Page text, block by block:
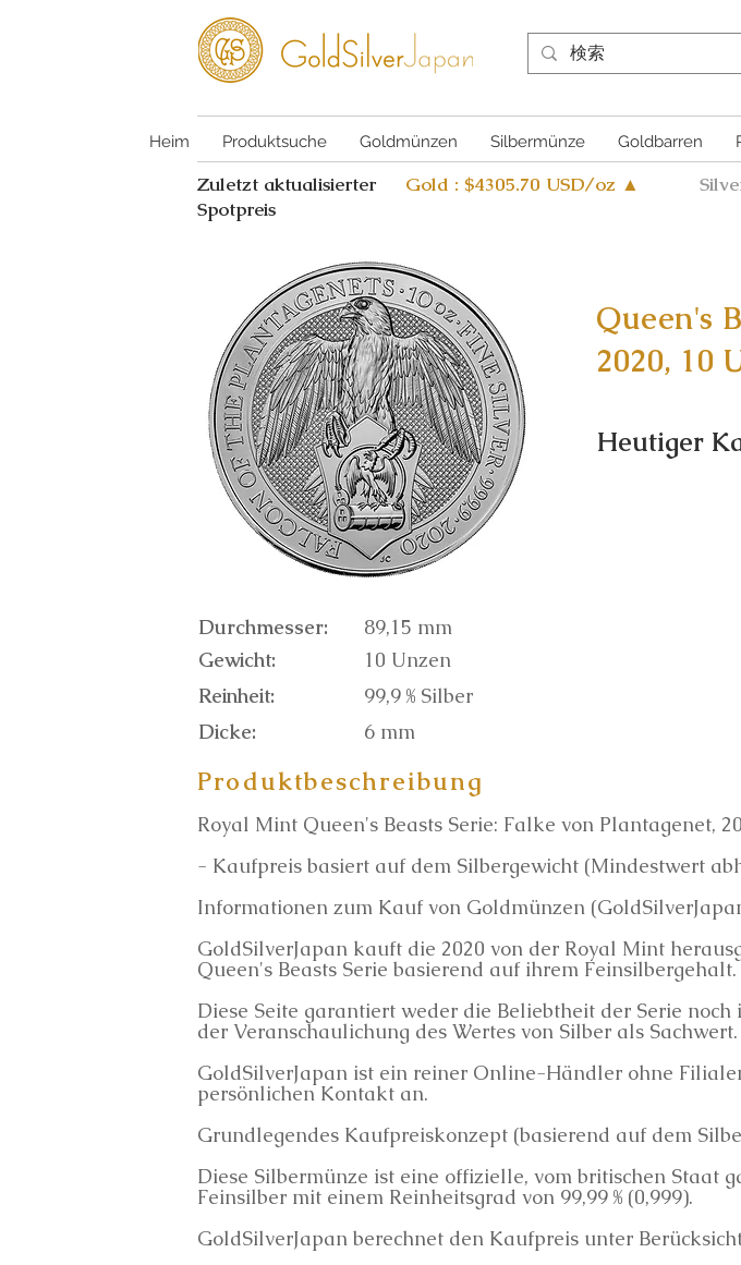
Heim Produktsuche Goldmünzen Silbermünze Goldbarren
Zuletzt aktualisierter
Spotpreis
Gold : $4305.70 USD/oz ▲
Queen's
2020, 10
Heutiger
Durchmesser:
89,15 mm
Gewicht:
10 Unzen
Reinheit:
99,9 % Silber
Dicke:
6 mm
Produktbeschreibung
Royal Mint Queen's Beasts Serie: Falke von Plantagenet,
- Kaufpreis basiert auf dem Silbergewicht (Mindestwert
Informationen zum Kauf von Goldmünzen
GoldSilverJapan kauft die 2020 von der Royal Mint
Queen's Beasts Serie basierend auf ihrem Feinsilbergehalt.
Diese Seite garantiert weder die Beliebtheit der Serie
der Veranschaulichung des Wertes von Silber als Sachwert.
GoldSilverJapan ist ein reiner Online-Händler ohne
persönlichen Kontakt an.
Grundlegendes Kaufpreiskonzept (basierend auf dem
Diese Silbermünze ist eine offizielle, vom britischen Staat
Feinsilber mit einem Reinheitsgrad von 99,99 % (0,999).
GoldSilverJapan berechnet den Kaufpreis unter